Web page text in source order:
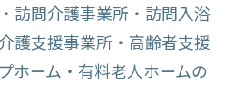
訪問介護事業所・訪問入浴
護支援事業所・高齢者支援
ホーム・有料老人ホームの